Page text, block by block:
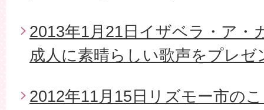
2013年1月21日イザベラ・ア・
成人に素晴らしい歌声をプレ
2012年11月15日リズモー市の